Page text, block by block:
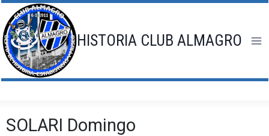
Saltar
al
contenido
HISTORIA CLUB ALMAGRO
SOLARI Domingo